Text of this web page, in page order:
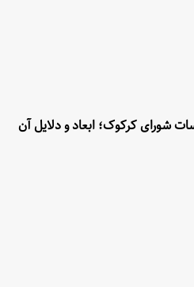
شورای کرکوک؛ ابعاد و دلایل آن